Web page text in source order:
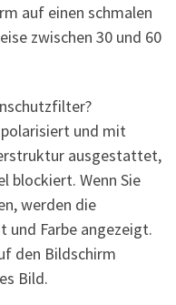
auf einen schmalen
zwischen 30 und 60
und mit
ausgestattet,
blockiert. Wenn Sie
werden die
Farbe angezeigt.
den Bildschirm
Bild.